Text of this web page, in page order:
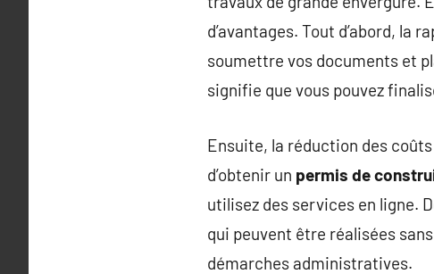
d’avantages. Tout d’abord,
soumettre vos documents et
signifie que vous pouvez
Ensuite, la réduction des
d’obtenir un permis de
utilisez des services en ligne.
qui peuvent être réalisées
démarches administratives.